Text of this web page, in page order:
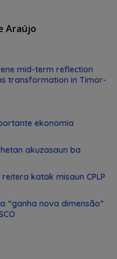
Araújo
mid-term reflection
transformation in Timor-
ekonomia
akuzasaun ba
katak misaun CPLP
“ganha nova dimensão”